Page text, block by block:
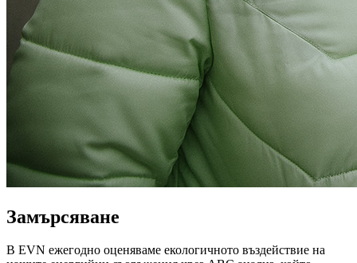
Замърсяване
В EVN ежегодно оценяваме екологичното въздействие на